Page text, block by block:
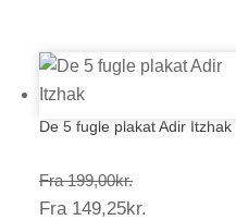
De 5 fugle plakat Adir Itzhak
Fra 199,00kr.Prisinterval:
199,00kr.
Fra 149,25kr.